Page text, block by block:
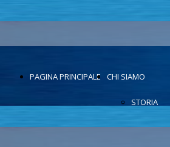
PAGINA PRINCIPALE CHI SIAMO
STORIA
COSA